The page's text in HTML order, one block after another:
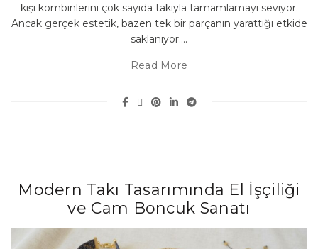
kişi kombinlerini çok sayıda takıyla tamamlamayı seviyor.
Ancak gerçek estetik, bazen tek bir parçanın yarattığı etkide
saklanıyor....
Read More
Modern Takı Tasarımında El İşçiliği
ve Cam Boncuk Sanatı